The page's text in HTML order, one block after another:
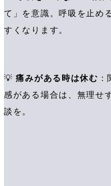
て」を意識。呼吸を止め
すくなります。
💡痛みがある時は休む
感がある場合は、無理せ
談を。